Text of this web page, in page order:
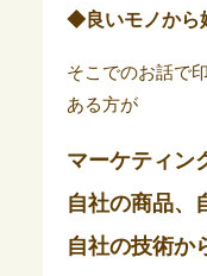
◆良いモノから
そこでのお話で
ある方が
マーケティン
自社の商品、
自社の技術か